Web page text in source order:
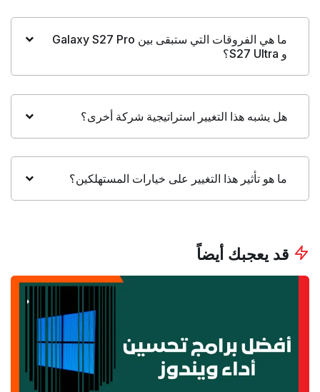
ما هي الفروقات التي ستبقى بين Galaxy S27 Pro
و S27 Ultra؟
هل يشبه هذا التغيير استراتيجية شركة أخرى؟
ما هو تأثير هذا التغيير على خيارات المستهلكين؟
قد يعجبك أيضاً